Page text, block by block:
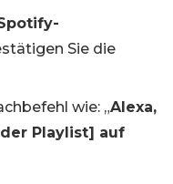
Sie die
wie: „Alexa,
Playlist] auf